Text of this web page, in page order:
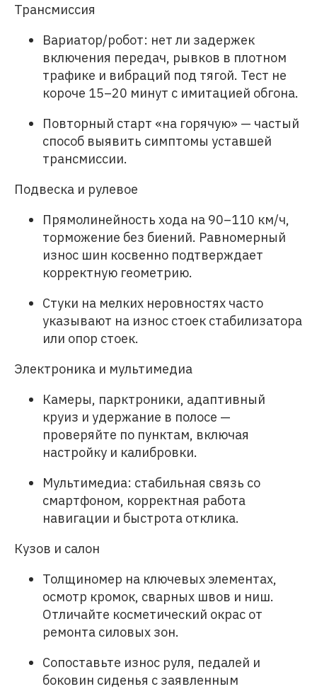
Трансмиссия
Вариатор/робот: нет ли задержек
включения передач, рывков в плотном
трафике и вибраций под тягой. Тест не
короче 15–20 минут с имитацией обгона.
Повторный старт «на горячую» — частый
способ выявить симптомы уставшей
трансмиссии.
Подвеска и рулевое
Прямолинейность хода на 90–110 км/ч,
торможение без биений. Равномерный
износ шин косвенно подтверждает
корректную геометрию.
Стуки на мелких неровностях часто
указывают на износ стоек стабилизатора
или опор стоек.
Электроника и мультимедиа
Камеры, парктроники, адаптивный
круиз и удержание в полосе —
проверяйте по пунктам, включая
настройку и калибровки.
Мультимедиа: стабильная связь со
смартфоном, корректная работа
навигации и быстрота отклика.
Кузов и салон
Толщиномер на ключевых элементах,
осмотр кромок, сварных швов и ниш.
Отличайте косметический окрас от
ремонта силовых зон.
Сопоставьте износ руля, педалей и
боковин сиденья с заявленным